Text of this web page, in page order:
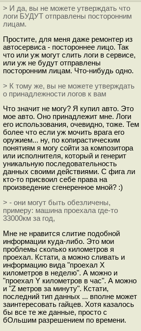
> И да, вы не можете утверждать что
логи БУДУТ отправлены посторонним
лицам.
Простите, для меня даже ремонтер из
автосервиса - постороннее лицо. Так
что или уж могут слить логи в сервисе,
или уж не будут отправлены
посторонним лицам. Что-нибудь одно.
> К тому же, вы не можете утверждать
о принадлежности логов к вам
Что значит не могу? Я купил авто. Это
мое авто. Оно принадлежит мне. Логи
его использования, очевидно, тоже. Тем
более что если уж мочить врага его
оружием... ну, по копирастическим
понятиям я могу сойти за композитора
или исполнителя, который и генерит
уникальную последовательность
данных своими действиями. С фига ли
кто-то присвоил себе права на
произведение сгенеренное мной? :)
> - они могут быть обезличены,
примеру: машина проехала где-то
33000км за год,
Мне не нравится слитие подобной
информации куда-либо. Это мои
проблемы сколько километров я
проехал. Кстати, а можно сливать и
информацию вида "проехал X
километров в неделю". А можно и
"проехал Y километров в час". А можно
и "Z метров за минуту". Кстати,
последний тип данных ... вполне может
заинтересовать гайцев. Хотя казалось
бы все те же данные, просто с
бОльшим разрешением по времени.